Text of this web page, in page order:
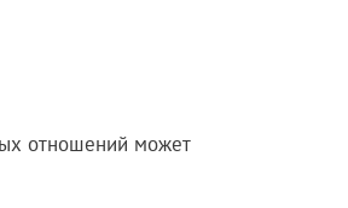
отношений может